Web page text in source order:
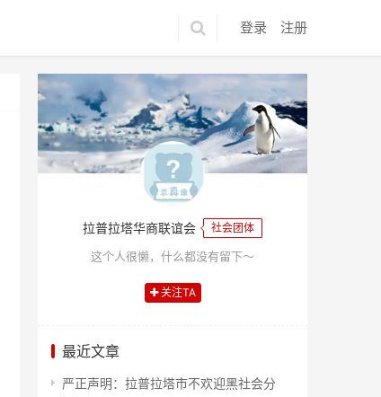
登录 注册
拉普拉塔华商联谊会 社会团体
这个人很懒，什么都没有留下～
关注TA
最近文章
严正声明：拉普拉塔市不欢迎黑社会分